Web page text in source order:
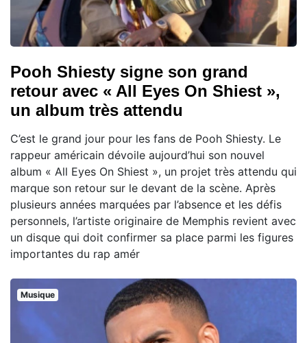
Pooh Shiesty signe son grand
retour avec « All Eyes On Shiest »,
un album très attendu
C’est le grand jour pour les fans de Pooh Shiesty. Le
rappeur américain dévoile aujourd’hui son nouvel
album « All Eyes On Shiest », un projet très attendu qui
marque son retour sur le devant de la scène. Après
plusieurs années marquées par l’absence et les défis
personnels, l’artiste originaire de Memphis revient avec
un disque qui doit confirmer sa place parmi les figures
importantes du rap amér
Musique